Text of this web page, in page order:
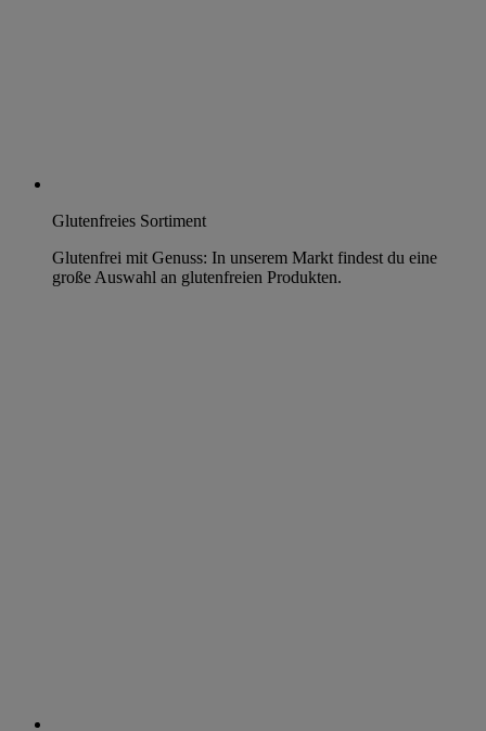
Glutenfreies Sortiment
Glutenfrei mit Genuss: In unserem Markt findest du eine
große Auswahl an glutenfreien Produkten.